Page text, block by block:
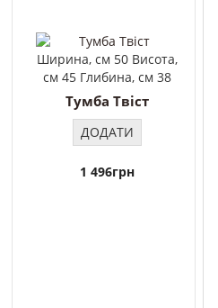
Ширина, см 50 Висота,
см 45 Глибина, см 38
Тумба Твіст
ДОДАТИ
1 496грн